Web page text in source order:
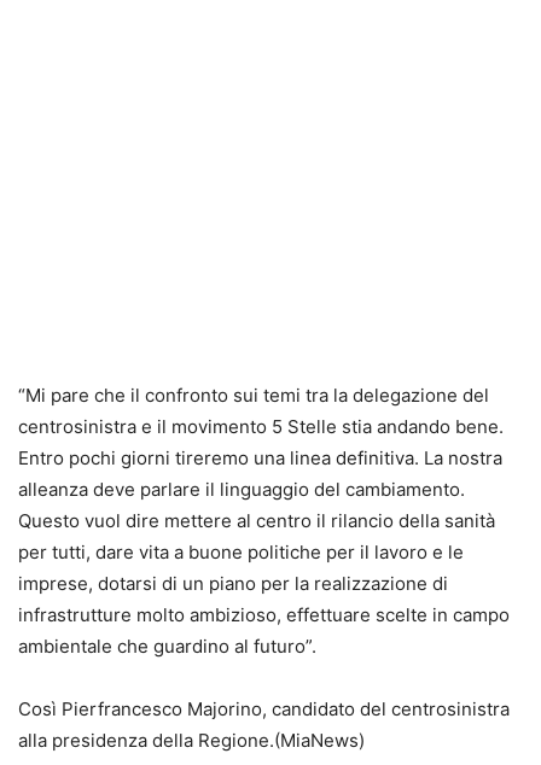
“Mi pare che il confronto sui temi tra la delegazione del
centrosinistra e il movimento 5 Stelle stia andando bene.
Entro pochi giorni tireremo una linea definitiva. La nostra
alleanza deve parlare il linguaggio del cambiamento.
Questo vuol dire mettere al centro il rilancio della sanità
per tutti, dare vita a buone politiche per il lavoro e le
imprese, dotarsi di un piano per la realizzazione di
infrastrutture molto ambizioso, effettuare scelte in campo
ambientale che guardino al futuro”.
Così Pierfrancesco Majorino, candidato del centrosinistra
alla presidenza della Regione.(MiaNews)